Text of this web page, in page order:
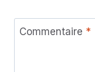
Commentaire *